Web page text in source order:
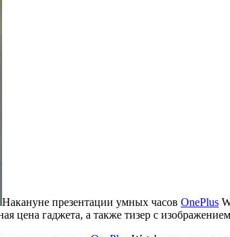
Накануне презентации умных часов OnePlus
цена гаджета, а также тизер с